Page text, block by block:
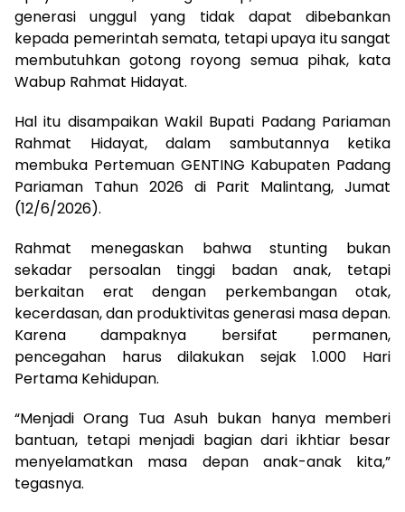
generasi unggul yang tidak dapat dibebankan
kepada pemerintah semata, tetapi upaya itu sangat
membutuhkan gotong royong semua pihak, kata
Wabup Rahmat Hidayat.
‎Hal itu disampaikan Wakil Bupati Padang Pariaman
Rahmat Hidayat, dalam sambutannya ketika
membuka Pertemuan GENTING Kabupaten Padang
Pariaman Tahun 2026 di Parit Malintang, Jumat
(12/6/2026).
‎Rahmat menegaskan bahwa stunting bukan
sekadar persoalan tinggi badan anak, tetapi
berkaitan erat dengan perkembangan otak,
kecerdasan, dan produktivitas generasi masa depan.
Karena dampaknya bersifat permanen,
pencegahan harus dilakukan sejak 1.000 Hari
Pertama Kehidupan.
‎“Menjadi Orang Tua Asuh bukan hanya memberi
bantuan, tetapi menjadi bagian dari ikhtiar besar
menyelamatkan masa depan anak-anak kita,”
tegasnya.